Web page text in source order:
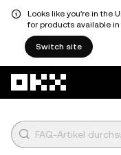
Looks like you're in the
for products available in
Switch site